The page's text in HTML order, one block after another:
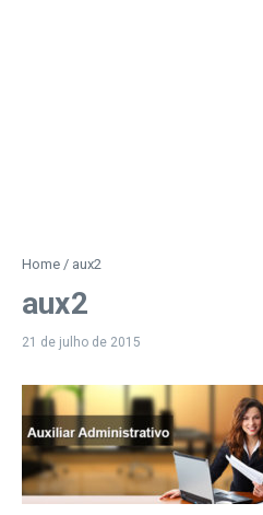
Home / aux2
aux2
21 de julho de 2015